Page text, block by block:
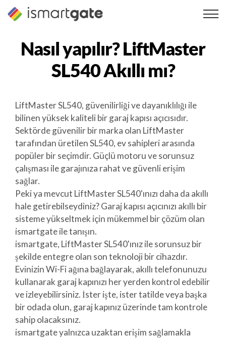
İçeriğe
geç
Nasıl yapılır?LiftMaster
SL540Akıllı mı?
LiftMaster SL540, güvenilirliği ve dayanıklılığı ile
bilinen yüksek kaliteli bir garaj kapısı açıcısıdır.
Sektörde güvenilir bir marka olan LiftMaster
tarafından üretilen SL540, ev sahipleri arasında
popüler bir seçimdir. Güçlü motoru ve sorunsuz
çalışması ile garajınıza rahat ve güvenli erişim
sağlar.
Peki ya mevcut LiftMaster SL540'ınızı daha da akıllı
hale getirebilseydiniz? Garaj kapısı açıcınızı akıllı bir
sisteme yükseltmek için mükemmel bir çözüm olan
ismartgate ile tanışın.
ismartgate, LiftMaster SL540'ınız ile sorunsuz bir
şekilde entegre olan son teknoloji bir cihazdır.
Evinizin Wi-Fi ağına bağlayarak, akıllı telefonunuzu
kullanarak garaj kapınızı her yerden kontrol edebilir
ve izleyebilirsiniz. İster işte, ister tatilde veya başka
bir odada olun, garaj kapınız üzerinde tam kontrole
sahip olacaksınız.
ismartgate yalnızca uzaktan erişim sağlamakla